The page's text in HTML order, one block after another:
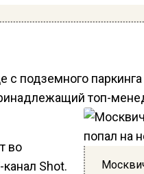
с подземного
топ-
во
канал Shot.